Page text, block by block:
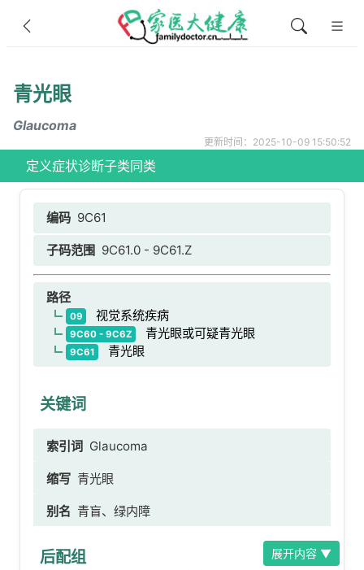
青光眼
Glaucoma
更新时间：2025-10-09 15:50:52
定义症状诊断子类同类
编码 9C61
子码范围 9C61.0 - 9C61.Z
路径
09 视觉系统疾病
9C60 - 9C6Z 青光眼或可疑青光眼
9C61 青光眼
关键词
索引词 Glaucoma
缩写 青光眼
别名 青盲、绿内障
后配组 展开内容 ▼